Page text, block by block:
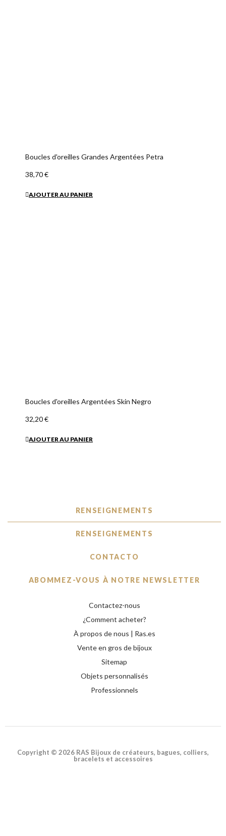
Boucles d'oreilles Grandes Argentées Petra
38,70 €
AJOUTER AU PANIER
Boucles d'oreilles Argentées Skin Negro
32,20 €
AJOUTER AU PANIER
RENSEIGNEMENTS
RENSEIGNEMENTS
CONTACTO
ABOMMEZ-VOUS À NOTRE NEWSLETTER
Contactez-nous
¿Comment acheter?
À propos de nous | Ras.es
Vente en gros de bijoux
Sitemap
Objets personnalisés
Professionnels
Copyright © 2026 RAS Bijoux de créateurs, bagues, colliers,
bracelets et accessoires